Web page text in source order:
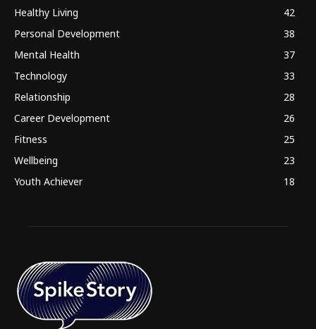
Healthy Living
42
Personal Development
38
Mental Health
37
Technology
33
Relationship
28
Career Development
26
Fitness
25
Wellbeing
23
Youth Achiever
18